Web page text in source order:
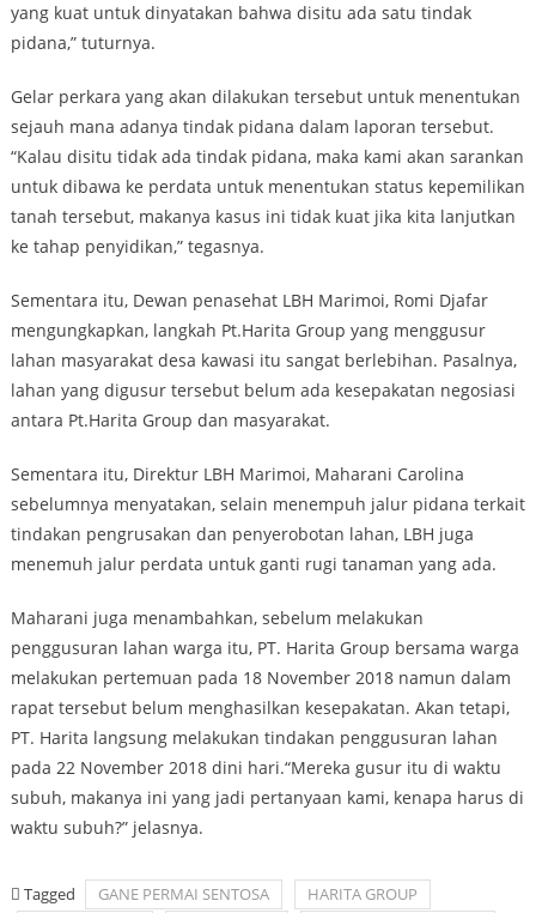
yang kuat untuk dinyatakan bahwa disitu ada satu tindak
pidana,” tuturnya.
Gelar perkara yang akan dilakukan tersebut untuk menentukan
sejauh mana adanya tindak pidana dalam laporan tersebut.
“Kalau disitu tidak ada tindak pidana, maka kami akan sarankan
untuk dibawa ke perdata untuk menentukan status kepemilikan
tanah tersebut, makanya kasus ini tidak kuat jika kita lanjutkan
ke tahap penyidikan,” tegasnya.
Sementara itu, Dewan penasehat LBH Marimoi, Romi Djafar
mengungkapkan, langkah Pt.Harita Group yang menggusur
lahan masyarakat desa kawasi itu sangat berlebihan. Pasalnya,
lahan yang digusur tersebut belum ada kesepakatan negosiasi
antara Pt.Harita Group dan masyarakat.
Sementara itu, Direktur LBH Marimoi, Maharani Carolina
sebelumnya menyatakan, selain menempuh jalur pidana terkait
tindakan pengrusakan dan penyerobotan lahan, LBH juga
menemuh jalur perdata untuk ganti rugi tanaman yang ada.
Maharani juga menambahkan, sebelum melakukan
penggusuran lahan warga itu, PT. Harita Group bersama warga
melakukan pertemuan pada 18 November 2018 namun dalam
rapat tersebut belum menghasilkan kesepakatan. Akan tetapi,
PT. Harita langsung melakukan tindakan penggusuran lahan
pada 22 November 2018 dini hari.“Mereka gusur itu di waktu
subuh, makanya ini yang jadi pertanyaan kami, kenapa harus di
waktu subuh?” jelasnya.
Tagged GANE PERMAI SENTOSA
HARITA GROUP